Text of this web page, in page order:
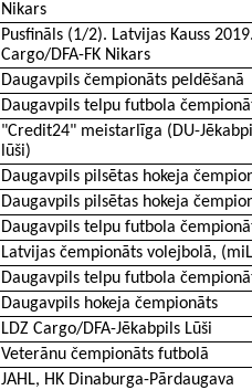
Nikars
Pusfināls (1/2). Latvijas Kauss
Cargo/DFA-FK Nikars
Daugavpils čempionāts peldēšanā
Daugavpils telpu futbola
"Credit24" meistarlīga (DU-
lūši)
Daugavpils pilsētas hokeja
Daugavpils pilsētas hokeja
Daugavpils telpu futbola
Latvijas čempionāts volejbolā,
Daugavpils telpu futbola
Daugavpils hokeja čempionāts
LDZ Cargo/DFA-Jēkabpils Lūši
Veterānu čempionāts futbolā
JAHL, HK Dinaburga-Pārdaugava